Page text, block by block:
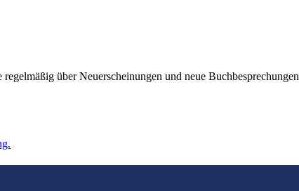
über Neuerscheinungen und neue Buchbesprechungen